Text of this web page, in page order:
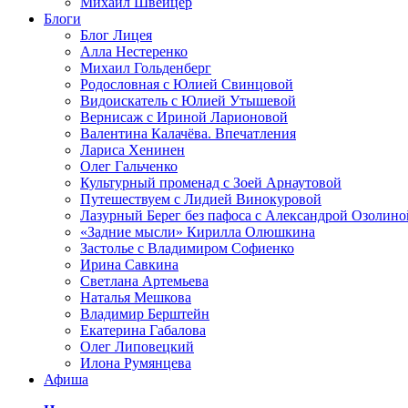
Блоги
Блог Лицея
Алла Нестеренко
Михаил Гольденберг
Родословная с Юлией Свинцовой
Видоискатель с Юлией Утышевой
Вернисаж с Ириной Ларионовой
Валентина Калачёва. Впечатления
Лариса Хенинен
Олег Гальченко
Культурный променад с Зоей Арнаутовой
Путешествуем с Лидией Винокуровой
Лазурный Берег без пафоса с Александрой
«Задние мысли» Кирилла Олюшкина
Застолье с Владимиром Софиенко
Ирина Савкина
Светлана Артемьева
Наталья Мешкова
Владимир Берштейн
Екатерина Габалова
Олег Липовецкий
Илона Румянцева
Афиша